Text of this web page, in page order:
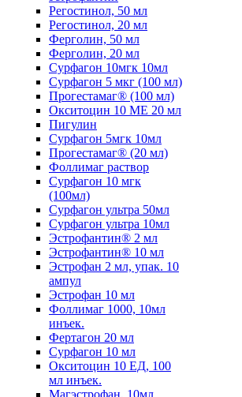
Регостинол, 50 мл
Регостинол, 20 мл
Ферголин, 50 мл
Ферголин, 20 мл
Сурфагон 10мгк 10мл
Сурфагон 5 мкг (100 мл)
Прогестамаг® (100 мл)
Окситоцин 10 МЕ 20 мл
Пигулин
Сурфагон 5мгк 10мл
Прогестамаг® (20 мл)
Фоллимаг раствор
Сурфагон 10 мгк
(100мл)
Сурфагон ультра 50мл
Сурфагон ультра 10мл
Эстрофантин® 2 мл
Эстрофантин® 10 мл
Эстрофан 2 мл, упак. 10
ампул
Эстрофан 10 мл
Фоллимаг 1000, 10мл
инъек.
Фертагон 20 мл
Сурфагон 10 мл
Окситоцин 10 ЕД, 100
мл инъек.
Магэстрофан, 10мл